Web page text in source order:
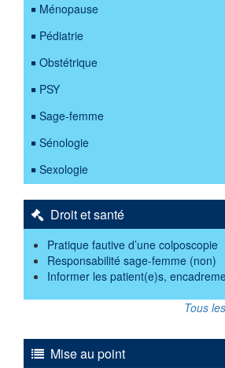
Ménopause
Pédiatrie
Obstétrique
PSY
Sage-femme
Sénologie
Sexologie
Droit et santé
Pratique fautive d’une colposcopie
Responsabilité sage-femme (non)
Informer les patient(e)s,
Tous
Mise au point